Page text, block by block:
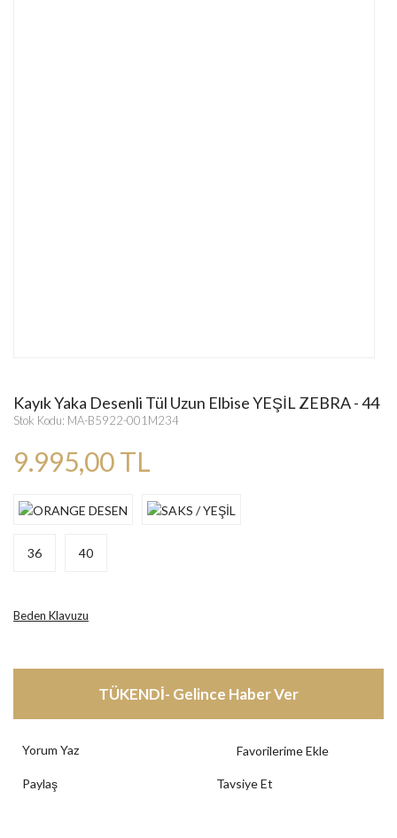
Kayık Yaka Desenli Tül Uzun Elbise YEŞİL ZEBRA - 44
Stok Kodu: MA-B5922-001M234
9.995,00 TL
36 40
Beden Klavuzu
TÜKENDİ- Gelince Haber Ver
Yorum Yaz
Paylaş Tavsiye Et